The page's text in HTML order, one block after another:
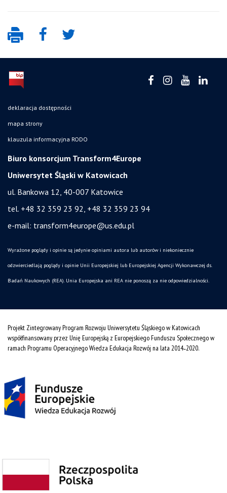
deklaracja dostępności
mapa strony
klauzula informacyjna RODO
Biuro konsorcjum Transform4Europe
Uniwersytet Śląski w Katowicach
ul. Bankowa 12, 40-007 Katowice
tel. +48 32 359 23 92, +48 32 359 23 94
e-mail: transform4europe@us.edu.pl
Wyrażone poglądy i opinie są jedynie opiniami autora lub autorów i niekoniecznie
odzwierciedlają poglądy i opinie Unii Europejskiej lub Europejskiej Agencji Wykonawczej ds.
Badań Naukowych (REA). Unia Europejska ani REA nie ponoszą za nie odpowiedzialności.
Projekt Zintegrowany Program Rozwoju Uniwersytetu Śląskiego w Katowicach
współfinansowany przez Unię Europejską z Europejskiego Funduszu Społecznego w
ramach Programu Operacyjnego Wiedza Edukacja Rozwój na lata 2014˗2020.